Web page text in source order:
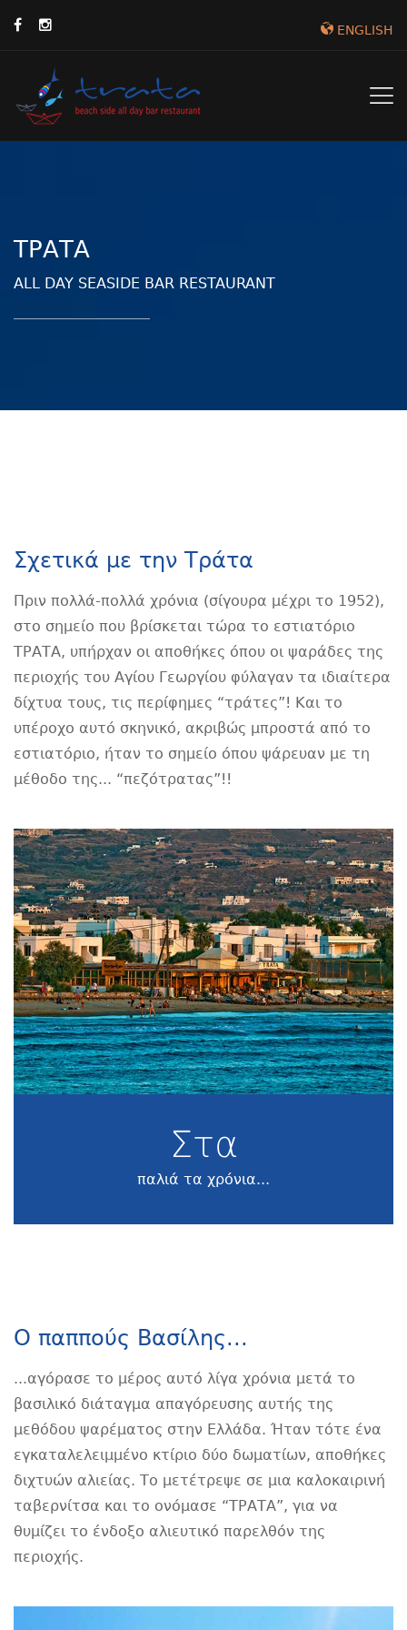
ENGLISH
ΤΡΑΤΑ
ALL DAY SEASIDE BAR RESTAURANT
Σχετικά με την Τράτα
Πριν πολλά-πολλά χρόνια (σίγουρα μέχρι το 1952),
στο σημείο που βρίσκεται τώρα το εστιατόριο
ΤΡΑΤΑ, υπήρχαν οι αποθήκες όπου οι ψαράδες της
περιοχής του Αγίου Γεωργίου φύλαγαν τα ιδιαίτερα
δίχτυα τους, τις περίφημες “τράτες”! Και το
υπέροχο αυτό σκηνικό, ακριβώς μπροστά από το
εστιατόριο, ήταν το σημείο όπου ψάρευαν με τη
μέθοδο της... “πεζότρατας”!!
Στα
παλιά τα χρόνια...
Ο παππούς Βασίλης...
...αγόρασε το μέρος αυτό λίγα χρόνια μετά το
βασιλικό διάταγμα απαγόρευσης αυτής της
μεθόδου ψαρέματος στην Ελλάδα. Ήταν τότε ένα
εγκαταλελειμμένο κτίριο δύο δωματίων, αποθήκες
διχτυών αλιείας. Το μετέτρεψε σε μια καλοκαιρινή
ταβερνίτσα και το ονόμασε “ΤΡΑΤΑ”, για να
θυμίζει το ένδοξο αλιευτικό παρελθόν της
περιοχής.